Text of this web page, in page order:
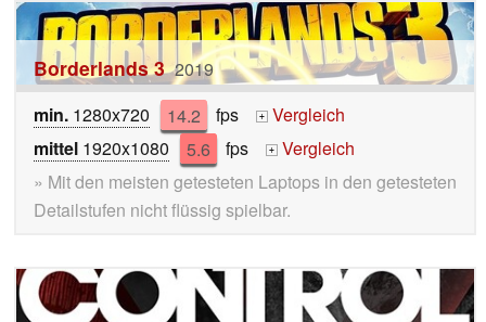
Borderlands 3 2019
min. 1280x720 14.2 fps +
Vergleich
mittel 1920x1080 5.6 fps +
Vergleich
» Mit den meisten getesteten Laptops in den getesteten
Detailstufen nicht flüssig spielbar.